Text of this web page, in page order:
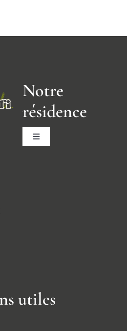
Notre
résidence
Toggle
utiles